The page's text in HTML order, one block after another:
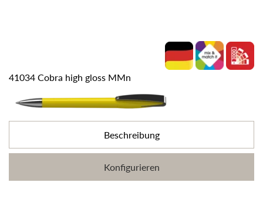
41034 Cobra high gloss MMn
Beschreibung
Konfigurieren